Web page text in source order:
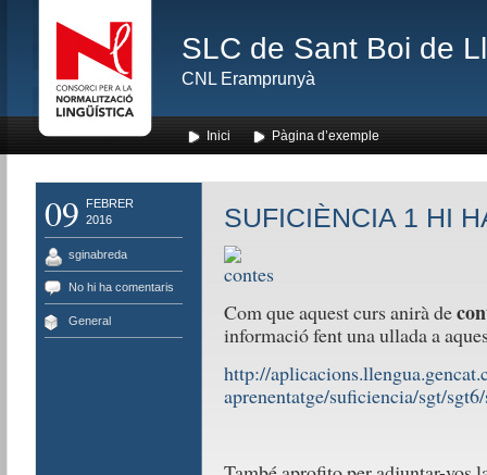
SLC de Sant Boi de
CNL Eramprunyà
Inici Pàgina d’exemple
09
FEBRER
2016
sginabreda
No hi ha comentaris
General
SUFICIÈNCIA 1 HI
Com que aquest curs anirà de
informació fent una ullada a
http://
aprenentatge/suficiencia/sgt/